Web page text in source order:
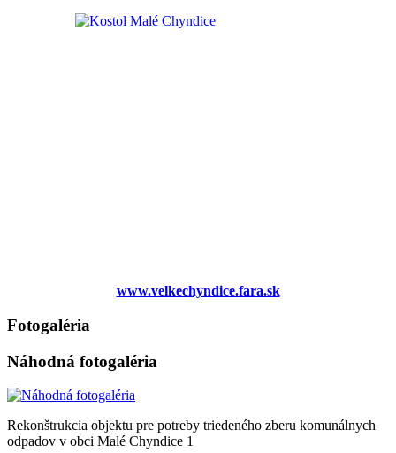
www.velkechyndice.fara.sk
Fotogaléria
Náhodná fotogaléria
Rekonštrukcia objektu pre potreby triedeného zberu komunálnych
odpadov v obci Malé Chyndice 1